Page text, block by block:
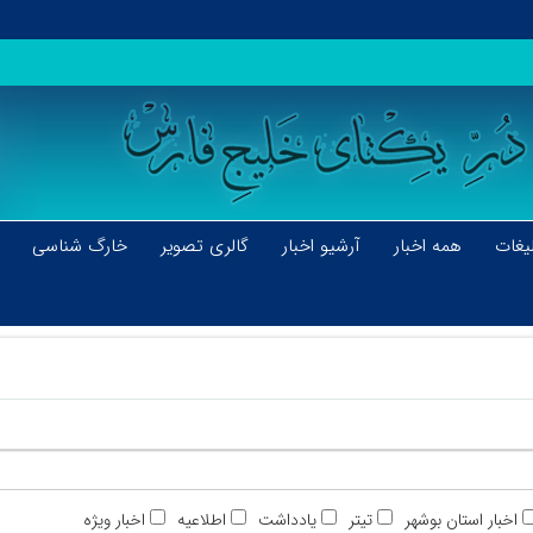
همه اخبار آرشیو اخبار گالری تصویر خارگ شناسی
اخبار استان بوشهر تیتر یادداشت اطلاعیه اخبار ویژه